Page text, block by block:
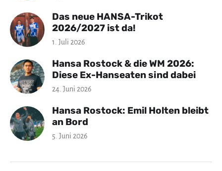
Das neue HANSA-Trikot
2026/2027 ist da!
1. Juli 2026
Hansa Rostock & die WM 2026:
Diese Ex-Hanseaten sind dabei
24. Juni 2026
Hansa Rostock: Emil Holten bleibt
an Bord
5. Juni 2026